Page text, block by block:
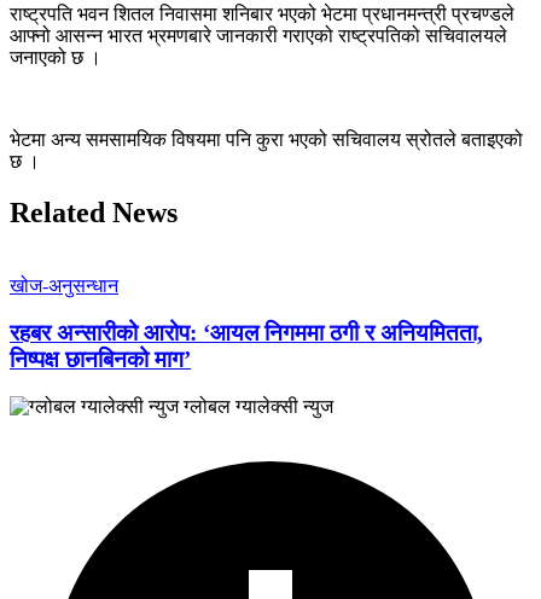
राष्ट्रपति भवन शितल निवासमा शनिबार भएको भेटमा प्रधानमन्त्री प्रचण्डले
आफ्नो आसन्न भारत भ्रमणबारे जानकारी गराएको राष्ट्रपतिको सचिवालयले
जनाएको छ ।
भेटमा अन्य समसामयिक विषयमा पनि कुरा भएको सचिवालय स्रोतले बताइएको
छ ।
Related News
खोज-अनुसन्धान
रहबर अन्सारीको आरोप: ‘आयल निगममा ठगी र अनियमितता,
निष्पक्ष छानबिनको माग’
ग्लोबल ग्यालेक्सी न्युज